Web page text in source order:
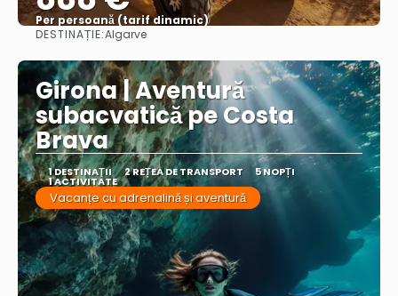
Per persoană (tarif dinamic)
DESTINAȚIE:Algarve
Girona | Aventură
subacvatică pe Costa
Brava
1 DESTINAŢII 2 REȚEA DE TRANSPORT 5 NOPȚI
1 ACTIVITATE
Vacanțe cu adrenalină și aventură